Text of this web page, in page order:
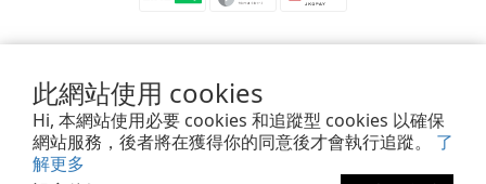
此網站使用 cookies
Hi, 本網站使用必要 cookies 和追蹤型 cookies 以確保
網站服務，後者將在獲得你的同意後才會執行追蹤。 了
解更多
⚠️ 防詐騙提醒 ⚠️
若接獲來電要求匯款、轉帳、儲值或提供驗證碼，皆為詐騙，請立即掛斷。
如對訂單、付款或帳號有疑慮，請透過官方客服確認，或撥打165查證。